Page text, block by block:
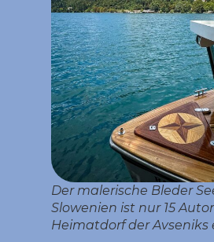
Der malerische Bleder
Slowenien ist nur 15
Heimatdorf der Avseniks